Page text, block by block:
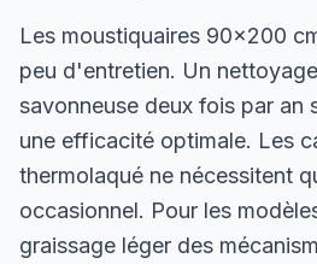
Les moustiquaires 90×200
peu d'entretien. Un
savonneuse deux fois par an
une efficacité optimale. Les
thermolaqué ne nécessitent
occasionnel. Pour les
graissage léger des